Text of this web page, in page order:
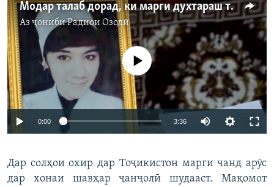
Модар талаб дорад, ки марги духтараш таҳқиқ шавад
Аз ҷонибиРадиои Озодӣ
Auto 240p 360p 480p
Феълан кор намекунад
0:00 3:36
360p
480p
Дар солҳои охир дар Тоҷикистон марги чанд арӯс
дар хонаи шавҳар ҷанҷолӣ шудааст. Мақомот